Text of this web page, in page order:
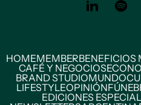
HOMEMEMBERBENEFICIOS
CAFÉ Y NEGOCIOS
BRAND STUDIOMUNDO
LIFESTYLEOPINIÓN
EDICIONES